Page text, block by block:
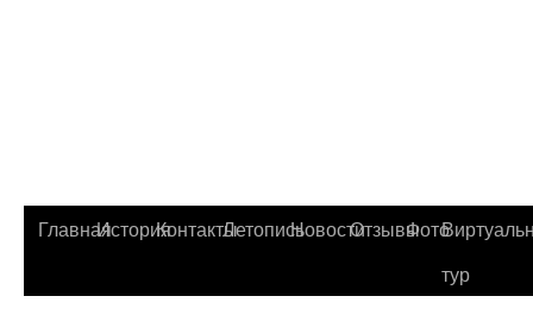
ГлавнаяИсторияКонтактыЛетописьНовостиОтзывыФото
тур